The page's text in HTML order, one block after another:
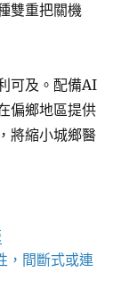
雙重把關機
可及。配備AI
偏鄉地區提供
將縮小城鄉醫
，間斷式或連